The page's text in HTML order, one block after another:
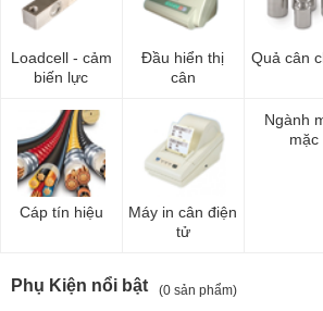
Loadcell - cảm
biến lực
Đầu hiển thị
cân
Quả cân
Cáp tín hiệu
Máy in cân điện
tử
Ngành
mặc
Phụ Kiện nổi bật (0 sản phẩm)